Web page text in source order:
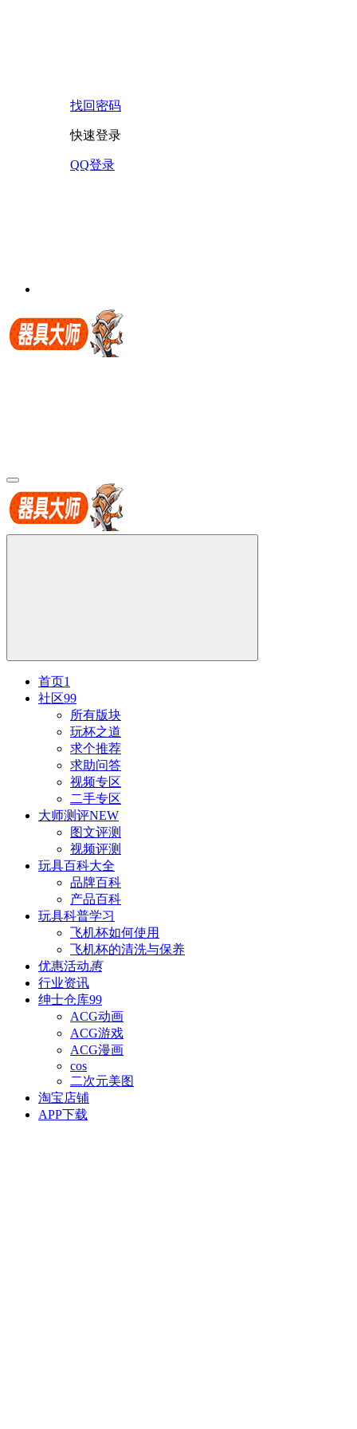
找回密码
快速登录
QQ登录
首页1
社区99
所有版块
玩杯之道
求个推荐
求助问答
视频专区
二手专区
大师测评NEW
图文评测
视频评测
玩具百科大全
品牌百科
产品百科
玩具科普学习
飞机杯如何使用
飞机杯的清洗与保养
优惠活动惠
行业资讯
绅士仓库99
ACG动画
ACG游戏
ACG漫画
cos
二次元美图
淘宝店铺
APP下载